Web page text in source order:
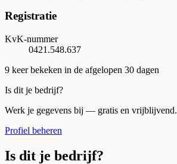
Registratie
KvK-nummer
0421.548.637
9 keer bekeken in de afgelopen 30 dagen
Is dit je bedrijf?
Werk je gegevens bij — gratis en vrijblijvend.
Profiel beheren
Is dit je bedrijf?